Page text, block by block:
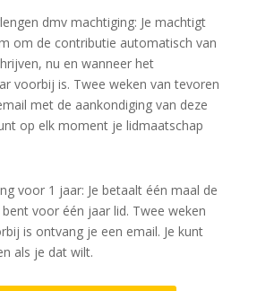
dmv machtiging: Je machtigt
om de contributie automatisch van
nu en wanneer het
voorbij is. Twee weken van tevoren
met de aankondiging van deze
op elk moment je lidmaatschap
voor 1 jaar: Je betaalt één maal de
voor één jaar lid. Twee weken
is ontvang je een email. Je kunt
als je dat wilt.